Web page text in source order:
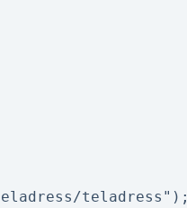
teladress");